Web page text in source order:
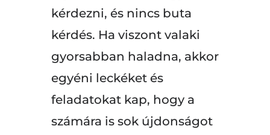
kérdezni, és nincs buta
kérdés. Ha viszont valaki
gyorsabban haladna, akkor
egyéni leckéket és
feladatokat kap, hogy a
számára is sok újdonságot